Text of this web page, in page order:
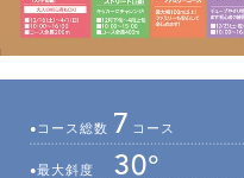
コース総数 7 コース
最大斜度 30°